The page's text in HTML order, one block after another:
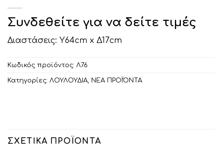
Συνδεθείτε για να δείτε τιμές
Διαστάσεις: Υ64cm x Δ17cm
Κωδικός προϊόντος: Λ76
Κατηγορίες: ΛΟΥΛΟΥΔΙΑ, ΝΕΑ ΠΡΟΪΌΝΤΑ
ΣΧΕΤΙΚΆ ΠΡΟΪΌΝΤΑ